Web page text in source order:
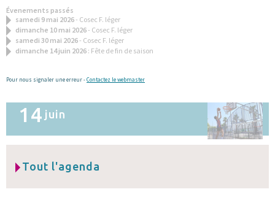
Évenements passés
samedi 9 mai 2026- Cosec F. léger
dimanche 10 mai 2026- Cosec F. léger
samedi 30 mai 2026- Cosec F. léger
dimanche 14 juin 2026 : Fête de fin de saison
Pour nous signaler une erreur -Contactez le webmaster
14 juin
Tout l'agenda